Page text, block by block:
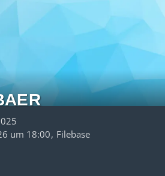
um 18:00 Filebase